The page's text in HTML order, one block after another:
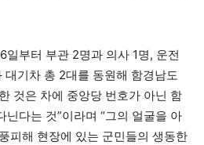
일부터 부관 2명과 의사 1명, 운전
기차 총 2대를 동원해 함경남도
것은 차에 중앙당 번호가 아닌 함
닌다는 것”이라며 “그의 얼굴을 아
피해 현장에 있는 군민들의 생동한